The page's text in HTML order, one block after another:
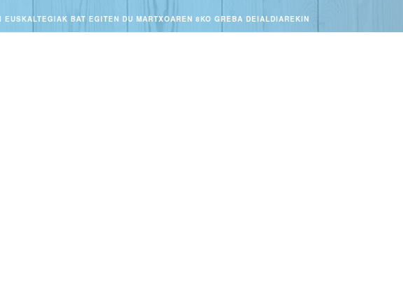
BAT EGITEN DU MARTXOAREN 8KO GREBA DEIALDIAREKIN